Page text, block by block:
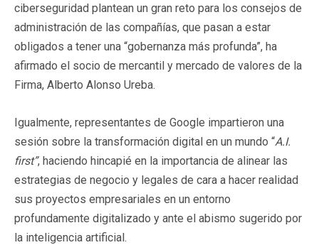
ciberseguridad plantean un gran reto para los consejos de
administración de las compañías, que pasan a estar
obligados a tener una “gobernanza más profunda”, ha
afirmado el socio de mercantil y mercado de valores de la
Firma, Alberto Alonso Ureba.
Igualmente, representantes de Google impartieron una
sesión sobre la transformación digital en un mundo “A.I.
first”, haciendo hincapié en la importancia de alinear las
estrategias de negocio y legales de cara a hacer realidad
sus proyectos empresariales en un entorno
profundamente digitalizado y ante el abismo sugerido por
la inteligencia artificial.